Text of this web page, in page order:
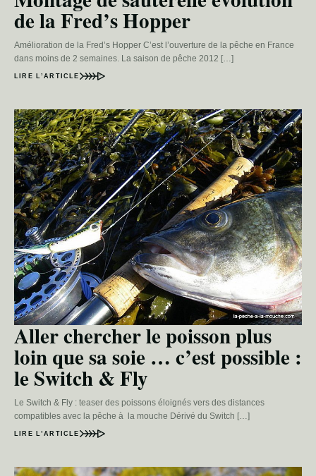
de la Fred’s Hopper
Amélioration de la Fred’s Hopper C’est l’ouverture de la pêche en France
dans moins de 2 semaines. La saison de pêche 2012 […]
LIRE L’ARTICLE
Aller chercher le poisson plus
loin que sa soie … c’est possible :
le Switch & Fly
Le Switch & Fly : teaser des poissons éloignés vers des distances
compatibles avec la pêche à la mouche Dérivé du Switch […]
LIRE L’ARTICLE